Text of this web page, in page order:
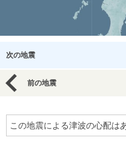
次の地震
前の地震
この地震による津波の心配は